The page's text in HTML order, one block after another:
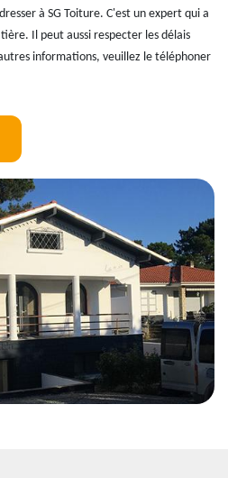
à SG Toiture. C'est un expert qui a
Il peut aussi respecter les délais
informations, veuillez le téléphoner